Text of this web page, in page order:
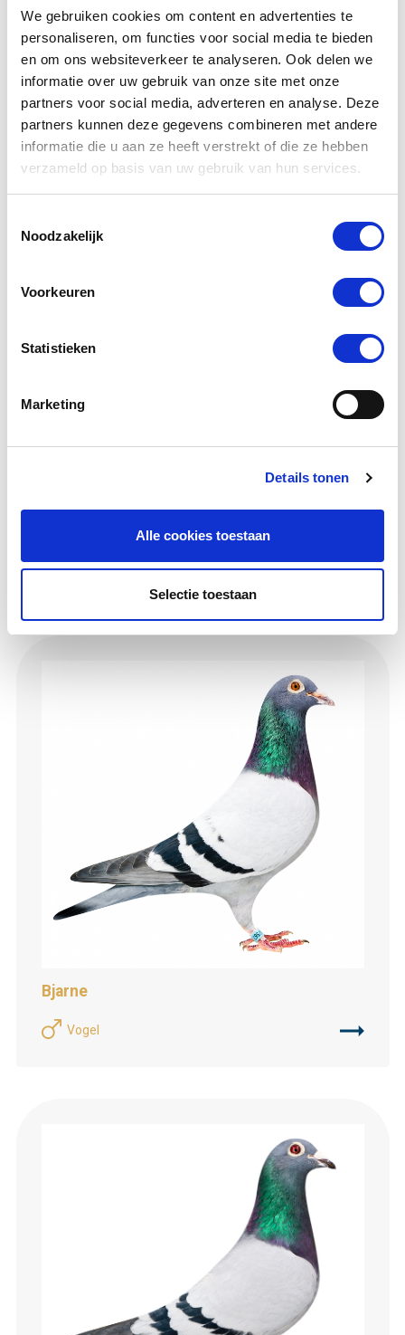
We gebruiken cookies om content en advertenties te
personaliseren, om functies voor social media te bieden
en om ons websiteverkeer te analyseren. Ook delen we
informatie over uw gebruik van onze site met onze
partners voor social media, adverteren en analyse. Deze
partners kunnen deze gegevens combineren met andere
informatie die u aan ze heeft verstrekt of die ze hebben
verzameld op basis van uw gebruik van hun services.
Noodzakelijk
Voorkeuren
Statistieken
Marketing
Details tonen
Alle cookies toestaan
Selectie toestaan
Beatrixdoffer
Vogel
Vogel
Bjarne
Vogel